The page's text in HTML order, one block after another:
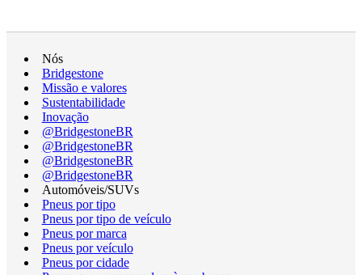
Nós
Bridgestone
Missão e valores
Sustentabilidade
Inovação
@BridgestoneBR
@BridgestoneBR
@BridgestoneBR
@BridgestoneBR
Automóveis/SUVs
Pneus por tipo
Pneus por tipo de veículo
Pneus por marca
Pneus por veículo
Pneus por cidade